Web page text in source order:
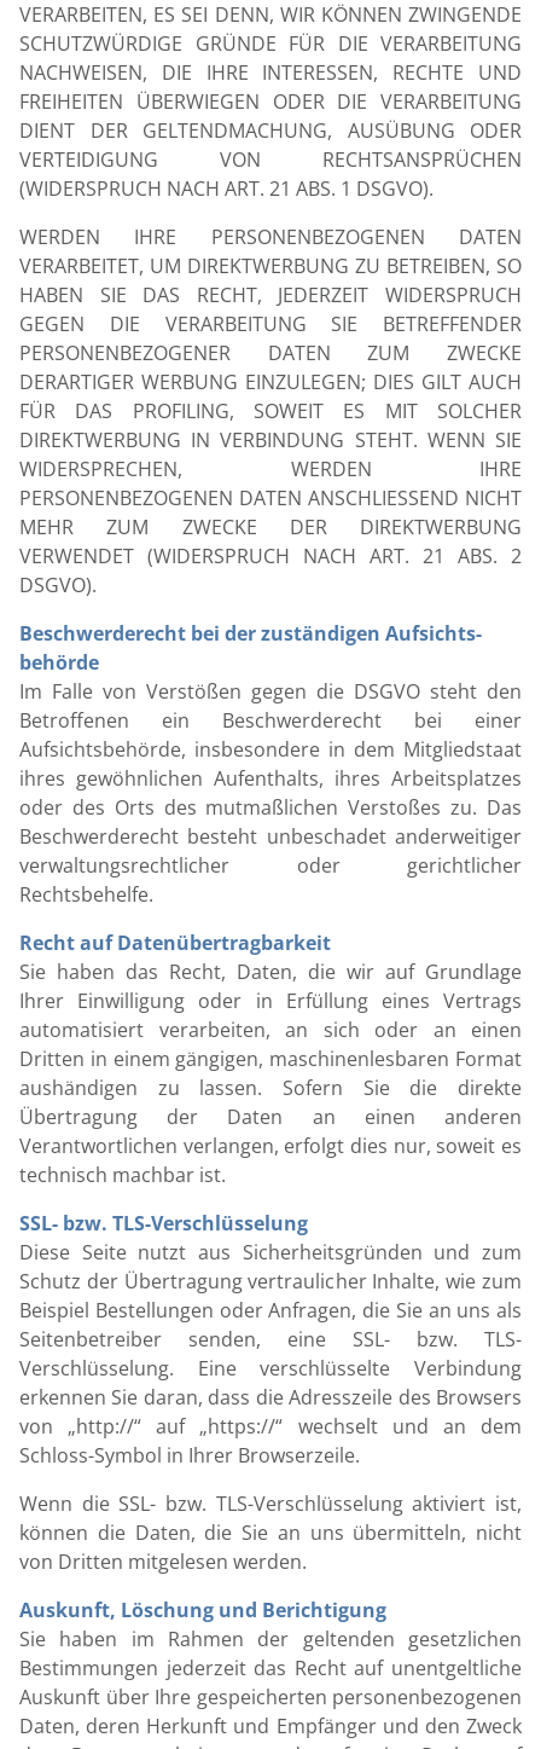
VERARBEITEN, ES SEI DENN, WIR KÖNNEN ZWINGENDE
SCHUTZWÜRDIGE GRÜNDE FÜR DIE VERARBEITUNG
NACHWEISEN, DIE IHRE INTERESSEN, RECHTE UND
FREIHEITEN ÜBERWIEGEN ODER DIE VERARBEITUNG
DIENT DER GELTENDMACHUNG, AUSÜBUNG ODER
VERTEIDIGUNG VON RECHTSANSPRÜCHEN
(WIDERSPRUCH NACH ART. 21 ABS. 1 DSGVO).
WERDEN IHRE PERSONENBEZOGENEN DATEN
VERARBEITET, UM DIREKTWERBUNG ZU BETREIBEN, SO
HABEN SIE DAS RECHT, JEDERZEIT WIDERSPRUCH
GEGEN DIE VERARBEITUNG SIE BETREFFENDER
PERSONENBEZOGENER DATEN ZUM ZWECKE
DERARTIGER WERBUNG EINZULEGEN; DIES GILT AUCH
FÜR DAS PROFILING, SOWEIT ES MIT SOLCHER
DIREKTWERBUNG IN VERBINDUNG STEHT. WENN SIE
WIDERSPRECHEN, WERDEN IHRE
PERSONENBEZOGENEN DATEN ANSCHLIESSEND NICHT
MEHR ZUM ZWECKE DER DIREKTWERBUNG
VERWENDET (WIDERSPRUCH NACH ART. 21 ABS. 2
DSGVO).
Beschwerderecht bei der zuständigen Aufsichts­
behörde
Im Falle von Verstößen gegen die DSGVO steht den
Betroffenen ein Beschwerderecht bei einer
Aufsichtsbehörde, insbesondere in dem Mitgliedstaat
ihres gewöhnlichen Aufenthalts, ihres Arbeitsplatzes
oder des Orts des mutmaßlichen Verstoßes zu. Das
Beschwerderecht besteht unbeschadet anderweitiger
verwaltungsrechtlicher oder gerichtlicher
Rechtsbehelfe.
Recht auf Datenübertragbarkeit
Sie haben das Recht, Daten, die wir auf Grundlage
Ihrer Einwilligung oder in Erfüllung eines Vertrags
automatisiert verarbeiten, an sich oder an einen
Dritten in einem gängigen, maschinenlesbaren Format
aushändigen zu lassen. Sofern Sie die direkte
Übertragung der Daten an einen anderen
Verantwortlichen verlangen, erfolgt dies nur, soweit es
technisch machbar ist.
SSL- bzw. TLS-Verschlüsselung
Diese Seite nutzt aus Sicherheitsgründen und zum
Schutz der Übertragung vertraulicher Inhalte, wie zum
Beispiel Bestellungen oder Anfragen, die Sie an uns als
Seitenbetreiber senden, eine SSL- bzw. TLS-
Verschlüsselung. Eine verschlüsselte Verbindung
erkennen Sie daran, dass die Adresszeile des Browsers
von „http://“ auf „https://“ wechselt und an dem
Schloss-Symbol in Ihrer Browserzeile.
Wenn die SSL- bzw. TLS-Verschlüsselung aktiviert ist,
können die Daten, die Sie an uns übermitteln, nicht
von Dritten mitgelesen werden.
Auskunft, Löschung und Berichtigung
Sie haben im Rahmen der geltenden gesetzlichen
Bestimmungen jederzeit das Recht auf unentgeltliche
Auskunft über Ihre gespeicherten personenbezogenen
Daten, deren Herkunft und Empfänger und den Zweck